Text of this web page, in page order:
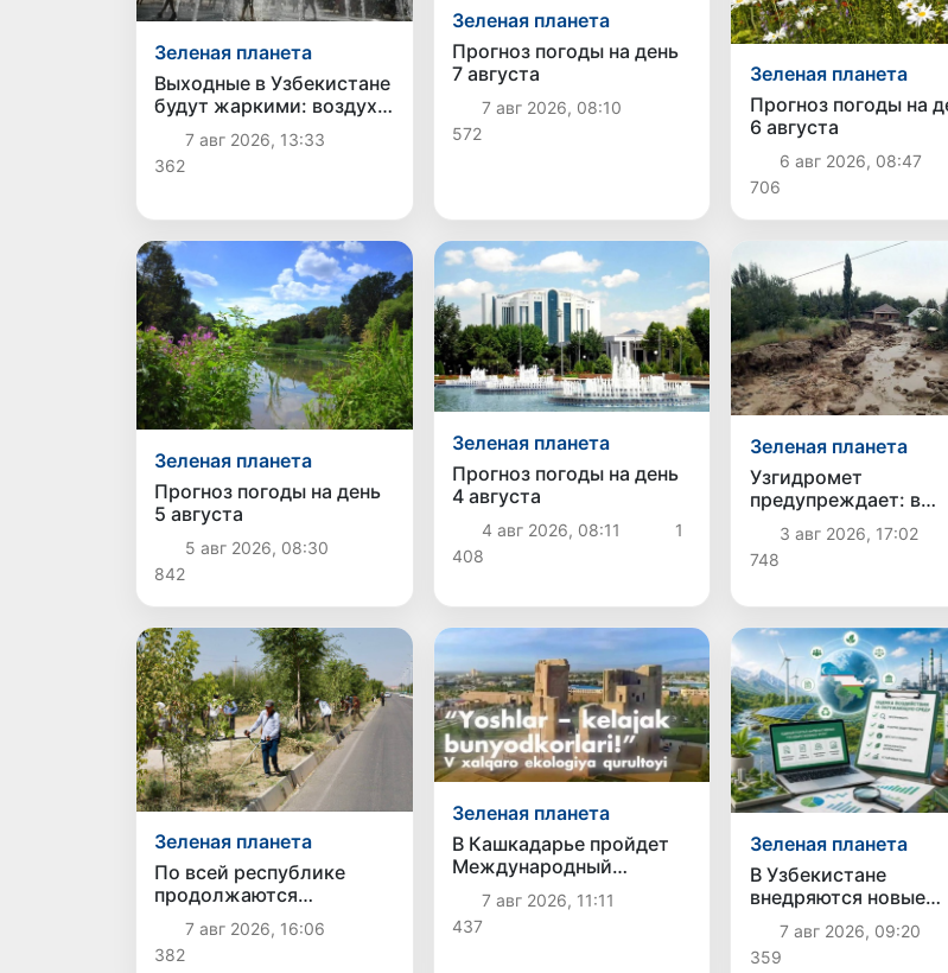
Зеленая планета
Выходные в Узбекистане
будут жаркими: воздух
прогреется до +42
градусов
7 авг 2026, 13:33
362
Зеленая планета
Прогноз погоды на день
7 августа
7 авг 2026, 08:10
572
Зеленая планета
Прогноз погоды на
6 августа
6 авг 2026, 08:47
706
Зеленая планета
Прогноз погоды на день
5 августа
5 авг 2026, 08:30
842
Зеленая планета
Прогноз погоды на день
4 августа
4 авг 2026, 08:11
1
408
Зеленая планета
Узгидромет
предупреждает: в
четырех регионах
Узбекистана
сели и паводки
3 авг 2026, 17:02
748
Зеленая планета
По всей республике
продолжаются
мероприятия в рамках
акции «Актуальные 40
дней»
7 авг 2026, 16:06
382
Зеленая планета
В Кашкадарье пройдет
Международный
экологический съезд с
участием молодежи из
девяти стран
7 авг 2026, 11:11
437
Зеленая планета
В Узбекистане
внедряются новые
механизмы оценки
воздействия на
окружающую среду
7 авг 2026, 09:20
359